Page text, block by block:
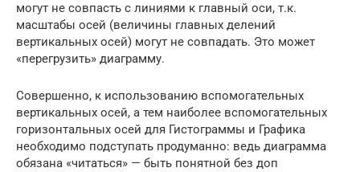
могут не совпасть с линиями к главный оси, т.к.
масштабы осей (величины главных делений
вертикальных осей) могут не совпадать. Это может
«перегрузить» диаграмму.
Совершенно, к использованию вспомогательных
вертикальных осей, а тем наиболее вспомогательных
горизонтальных осей для Гистограммы и Графика
необходимо подступать продуманно: ведь диаграмма
обязана «читаться» — быть понятной без доп